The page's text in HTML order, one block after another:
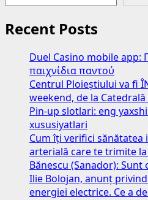
Recent Posts
Duel Casino mobile app:
παιχνίδια παντού
Centrul Ploieștiului va fi
weekend, de la
Pin-up slotlari: eng
xususiyatlari
Cum îți verifici sănătatea
arterială care te trimite
Bănescu (Sanador):
Ilie Bolojan, anunț
energiei electrice. Ce a